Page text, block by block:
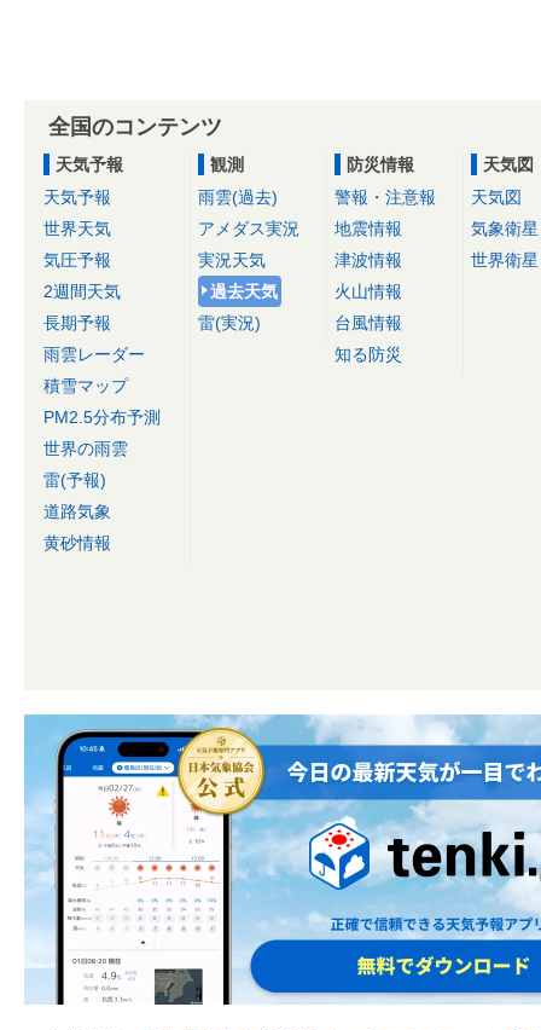
全国のコンテンツ
天気予報
天気予報
世界天気
気圧予報
2週間天気
長期予報
雨雲レーダー
積雪マップ
PM2.5分布予測
世界の雨雲
雷(予報)
道路気象
黄砂情報
観測
雨雲(過去)
アメダス実況
実況天気
過去天気
雷(実況)
防災情報
警報・注意報
地震情報
津波情報
火山情報
台風情報
知る防災
天気図
天気図
気象衛星
世界衛星